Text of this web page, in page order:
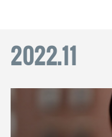
2022.11